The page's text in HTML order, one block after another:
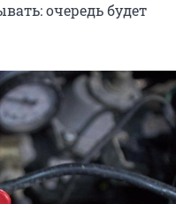
очередь будет